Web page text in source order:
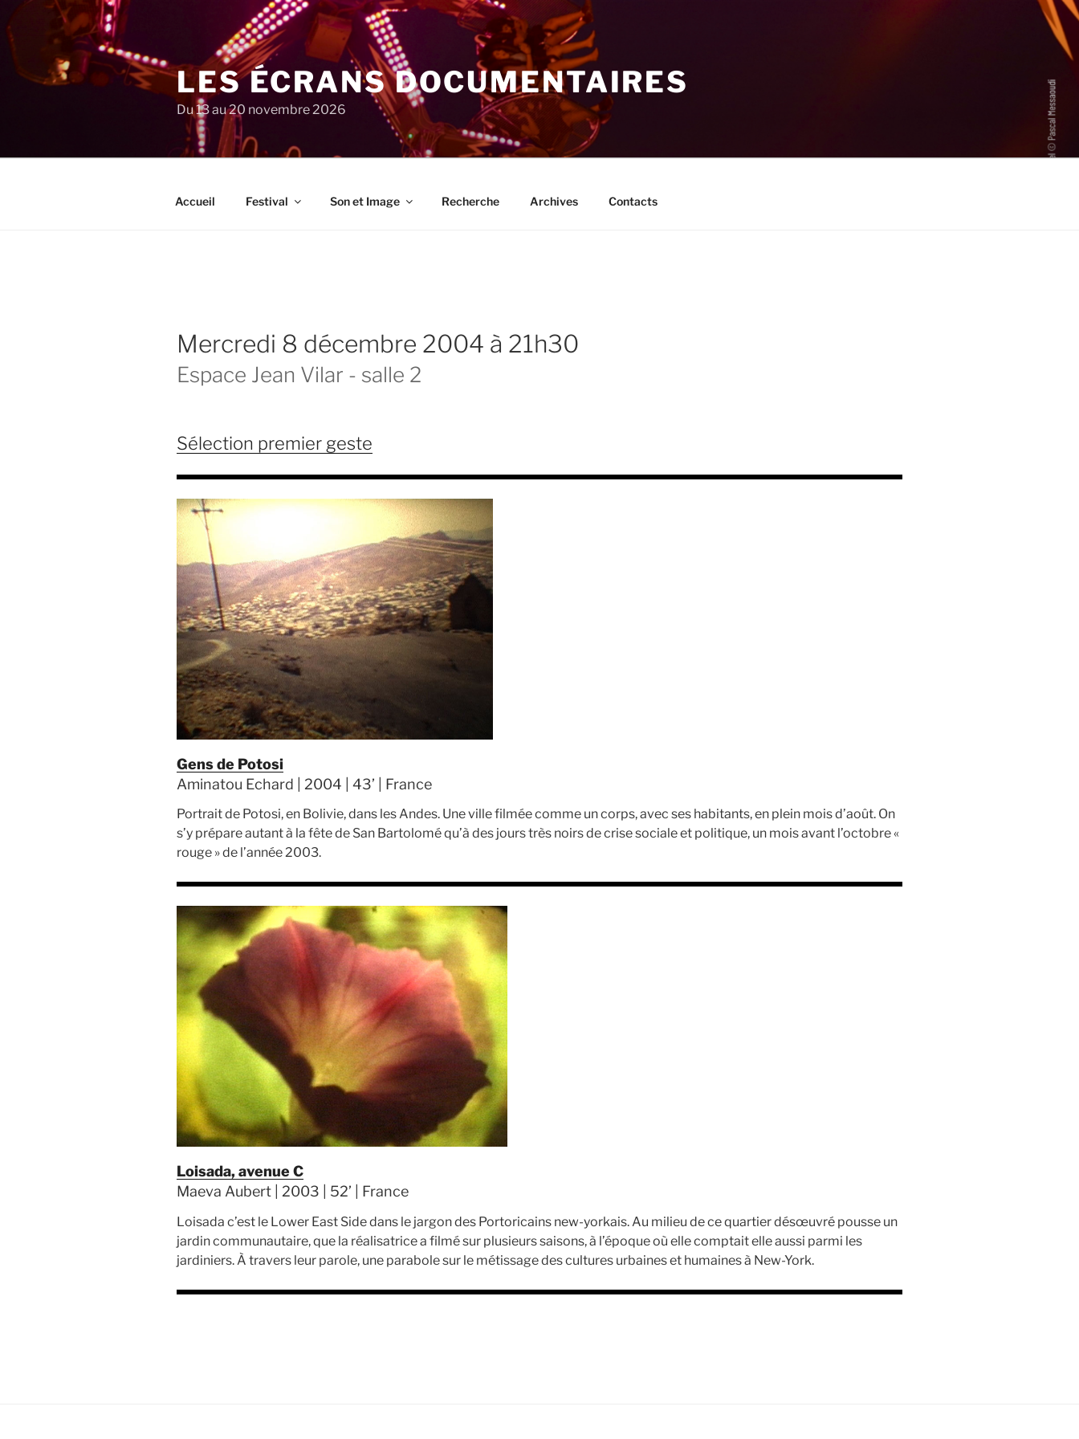
au
contenu
principal
LES ÉCRANS DOCUMENTAIRES
Du 13 au 20 novembre 2026
Accueil Festival Son et Image Recherche Archives Contacts
mercredi 8 décembre 2004 à 21h30
Espace Jean Vilar - salle 2
Sélection premier geste
Gens de Potosi
Aminatou Echard | 2004 | 43’ | France
Portrait de Potosi, en Bolivie, dans les Andes. Une ville filmée comme un corps, avec ses habitants, en plein mois d’août. On
s’y prépare autant à la fête de San Bartolomé qu’à des jours très noirs de crise sociale et politique, un mois avant l’octobre «
rouge » de l’année 2003.
Loisada, avenue C
Maeva Aubert | 2003 | 52’ | France
Loisada c’est le Lower East Side dans le jargon des Portoricains new-yorkais. Au milieu de ce quartier désœuvré pousse un
jardin communautaire, que la réalisatrice a filmé sur plusieurs saisons, à l’époque où elle comptait elle aussi parmi les
jardiniers. À travers leur parole, une parabole sur le métissage des cultures urbaines et humaines à New-York.